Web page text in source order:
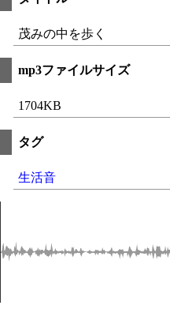
茂みの中を歩く
mp3ファイルサイズ
1704KB
タグ
生活音